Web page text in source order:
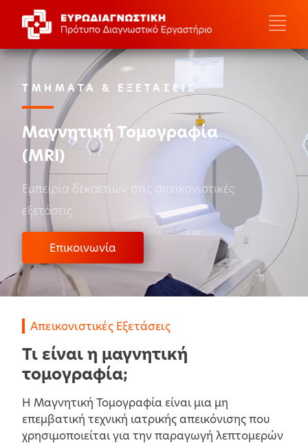
ΤΜΗΜΑΤΑ & ΕΞΕΤΑΣΕΙΣ
Μαγνητική Τομογραφία
(MRI)
Εμπειρία δεκαετιών στις απεικονιστικές
εξετάσεις.
Επικοινωνία
Απεικονιστικές Εξετάσεις
Τι είναι η μαγνητική
τομογραφία;
Η Μαγνητική Τομογραφία είναι μια μη
επεμβατική τεχνική ιατρικής απεικόνισης που
χρησιμοποιείται για την παραγωγή λεπτομερών